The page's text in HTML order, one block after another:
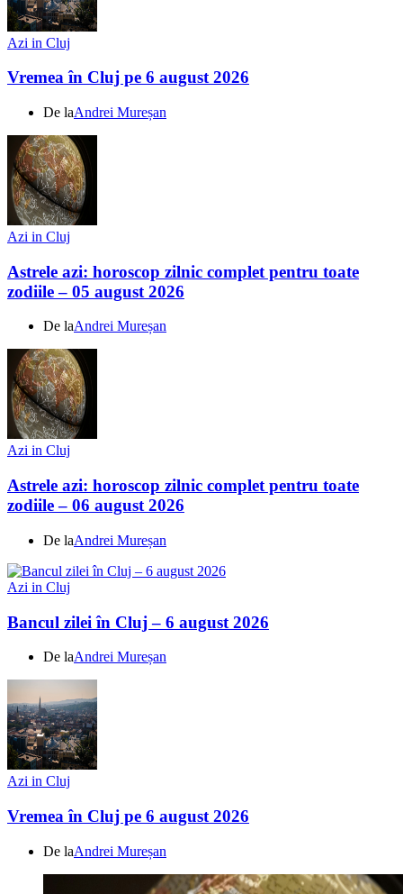
Azi in Cluj
Vremea în Cluj pe 6 august 2026
De laAndrei Mureșan
Azi in Cluj
Astrele azi: horoscop zilnic complet pentru toate
zodiile – 05 august 2026
De laAndrei Mureșan
Azi in Cluj
Astrele azi: horoscop zilnic complet pentru toate
zodiile – 06 august 2026
De laAndrei Mureșan
Azi in Cluj
Bancul zilei în Cluj – 6 august 2026
De laAndrei Mureșan
Azi in Cluj
Vremea în Cluj pe 6 august 2026
De laAndrei Mureșan